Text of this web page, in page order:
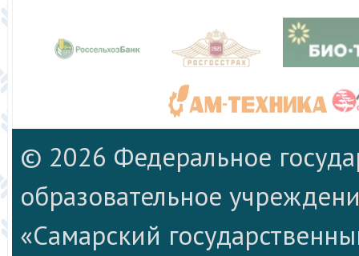
© 2026 Федеральное
образовательное
«Самарский